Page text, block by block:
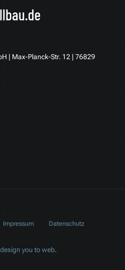
| Max-Planck-Str. 12 | 76829
Impressum Datenschutz
you to web.